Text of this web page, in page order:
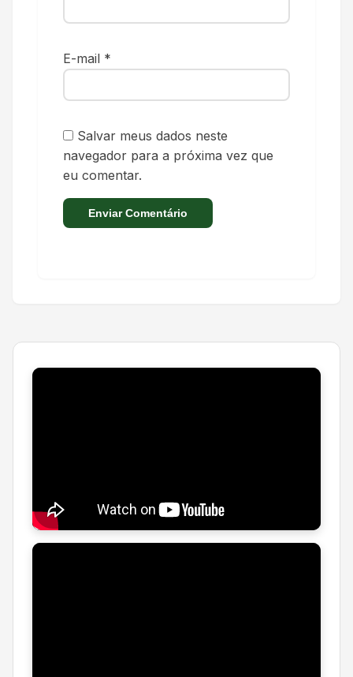
E-mail *
Salvar meus dados neste
navegador para a próxima vez que
eu comentar.